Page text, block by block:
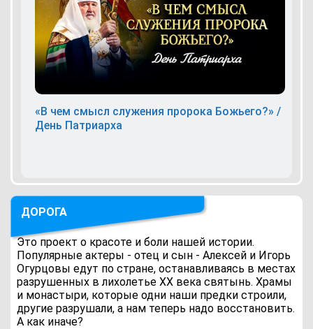
«В чем смысл служения пророка Божьего?» /
День Патриарха
ДОРОГА
Это проект о красоте и боли нашей истории.
Популярные актеры - отец и сын - Алексей и Игорь
Огурцовы едут по стране, останавливаясь в местах
разрушенных в лихолетье ХХ века святынь. Храмы
и монастыри, которые одни наши предки строили,
другие разрушали, а нам теперь надо восстановить.
А как иначе?